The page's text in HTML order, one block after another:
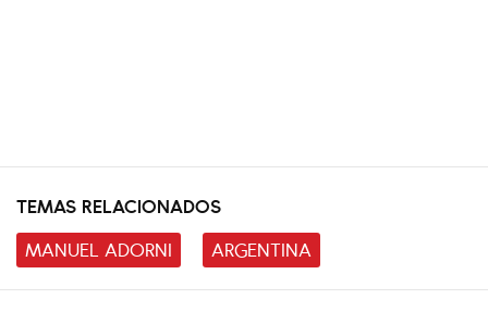
TEMAS RELACIONADOS
MANUEL ADORNI
ARGENTINA